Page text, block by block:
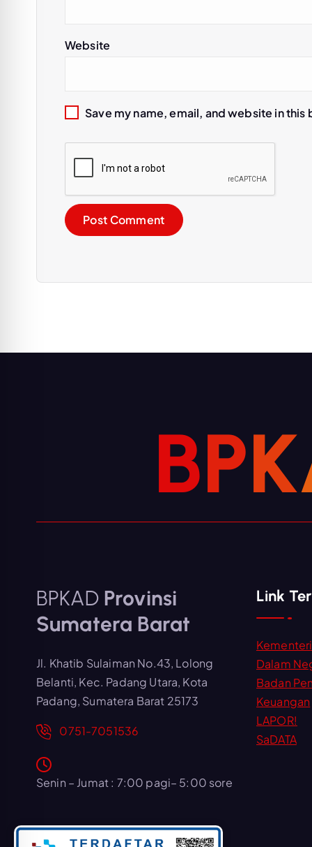
Website
Save my name, email, and website in
BPK
BPKADProvinsi
Sumatera Barat
Jl. Khatib Sulaiman No.43, Lolong
Belanti, Kec. Padang Utara, Kota
Padang, Sumatera Barat 25173
0751-7051536
Senin – Jumat : 7:00 pagi– 5:00 sore
Link
Dalam
Badan
Keuangan
LAPOR!
SaDATA